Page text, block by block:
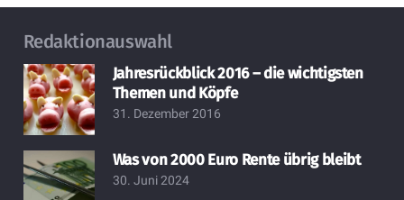
Redaktionauswahl
Jahresrückblick 2016 – die wichtigsten
Themen und Köpfe
31. Dezember 2016
Was von 2000 Euro Rente übrig bleibt
30. Juni 2024